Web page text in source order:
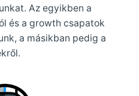
Az egyikben a
és a growth csapatok
a másikban pedig a